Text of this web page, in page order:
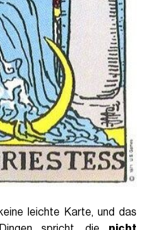
leichte Karte, und das